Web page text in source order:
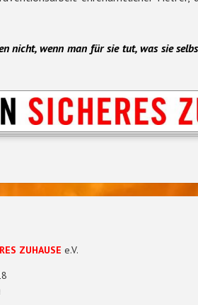
nicht, wenn man für sie tut, was sie
ZUHAUSE e.V.